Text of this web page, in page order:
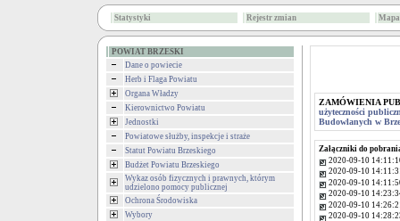
Statystyki Rejestr zmian
POWIAT BRZESKI
Dane o powiecie
Herb i Flaga Powiatu
Organa Władzy
Kierownictwo Powiatu
Jednostki
Powiatowe służby, inspekcje i straże
Statut Powiatu Brzeskiego
Budżet Powiatu Brzeskiego
Wykaz osób fizycznych i prawnych, którym
udzielono pomocy publicznej
Ochrona Środowiska
Wybory
ZAMÓWIENIA
użyteczności
Budowlanych w
Załączniki do
2020-09-10
2020-09-10
2020-09-10
2020-09-10
2020-09-10
2020-09-10